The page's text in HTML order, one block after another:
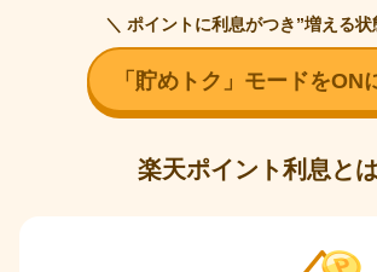
＼ ポイントに利息がつき”増える状
「貯めトク」モードをON
楽天ポイント利息と